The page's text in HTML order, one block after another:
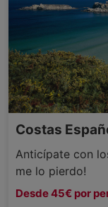
Costas
Anticípate con
me lo pierdo!
Desde 45€ por